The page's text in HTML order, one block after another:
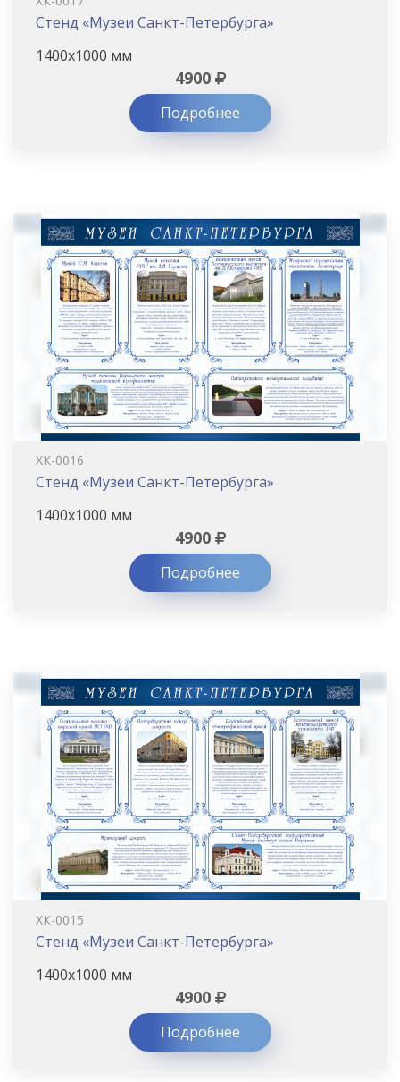
Стенд «Музеи Санкт-Петербурга»
1400х1000 мм
4900
Подробнее
ХК-0016
Стенд «Музеи Санкт-Петербурга»
1400х1000 мм
4900
Подробнее
ХК-0015
Стенд «Музеи Санкт-Петербурга»
1400х1000 мм
4900
Подробнее